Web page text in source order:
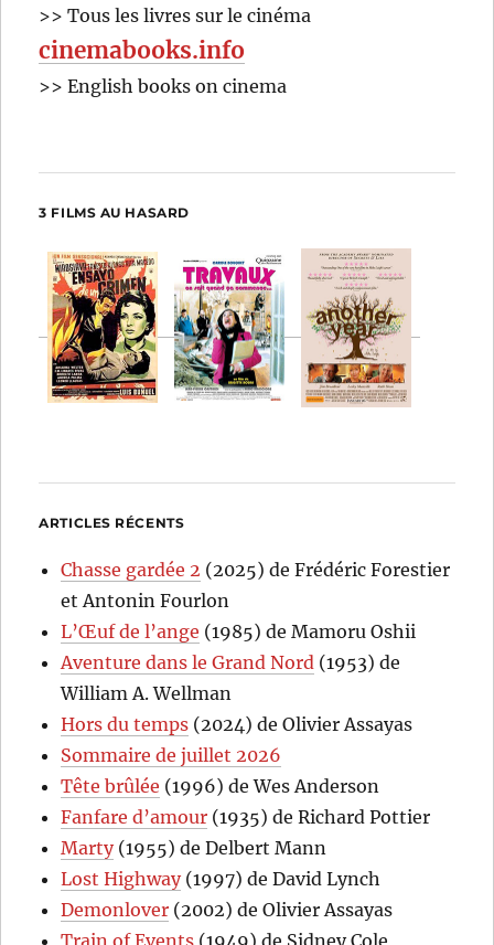
>> Tous les livres sur le cinéma
cinemabooks.info
>> English books on cinema
3 FILMS AU HASARD
ARTICLES RÉCENTS
Chasse gardée 2 (2025) de Frédéric Forestier
et Antonin Fourlon
L’Œuf de l’ange (1985) de Mamoru Oshii
Aventure dans le Grand Nord (1953) de
William A. Wellman
Hors du temps (2024) de Olivier Assayas
Sommaire de juillet 2026
Tête brûlée (1996) de Wes Anderson
Fanfare d’amour (1935) de Richard Pottier
Marty(1955) de Delbert Mann
Lost Highway(1997) de David Lynch
Demonlover (2002) de Olivier Assayas
Train of Events (1949) de Sidney Cole,